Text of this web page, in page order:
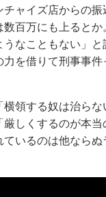
チャイズ店からの
百万にも上ると
うなこともない」
を借りて刑事事
横領する奴は治ら
しくするのが本
ているのは他なら